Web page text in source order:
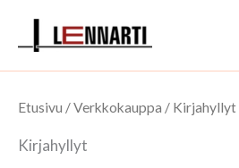
Etusivu /Verkkokauppa / Kirjahyllyt
Kirjahyllyt